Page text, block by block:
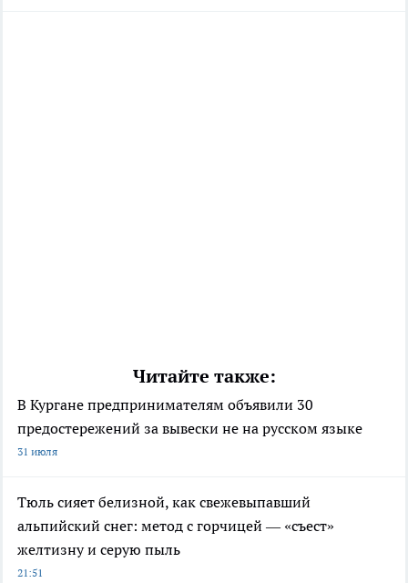
Читайте также:
В Кургане предпринимателям объявили 30
предостережений за вывески не на русском языке
31 июля
Тюль сияет белизной, как свежевыпавший
альпийский снег: метод с горчицей — «съест»
желтизну и серую пыль
21:51